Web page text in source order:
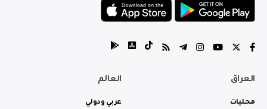
العراق
محليات
العالم
عربي ودولي